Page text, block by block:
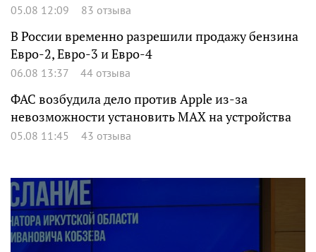
05.08 12:09 83 отзыва
В России временно разрешили продажу бензина
Евро-2, Евро-3 и Евро-4
06.08 13:37 44 отзыва
ФАС возбудила дело против Apple из-за
невозможности установить MAX на устройства
05.08 11:45 43 отзыва